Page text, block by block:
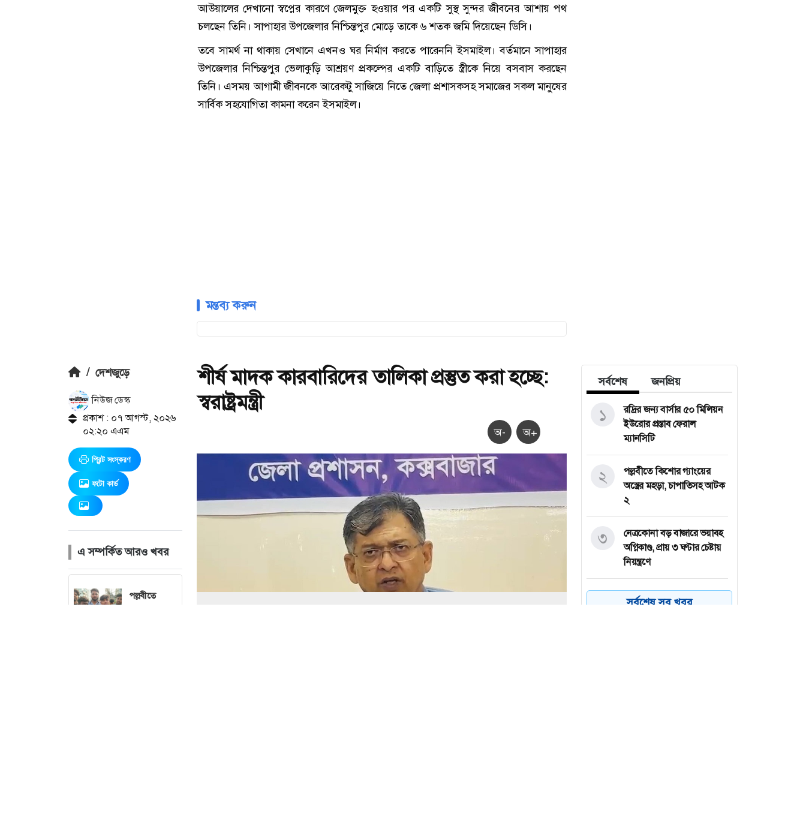
আউয়ালের দেখানো স্বপ্নের কারণে জেলমুক্ত হওয়ার পর একটি সুস্থ সুন্দর জীবনের আশায় পথ
চলছেন তিনি। সাপাহার উপজেলার নিশ্চিন্তপুর মোড়ে তাকে ৬ শতক জমি দিয়েছেন ডিসি।
তবে সামর্থ না থাকায় সেখানে এখনও ঘর নির্মাণ করতে পারেননি ইসমাইল। বর্তমানে সাপাহার
উপজেলার নিশ্চিন্তপুর ভেলাকুড়ি আশ্রয়ণ প্রকল্পের একটি বাড়িতে স্ত্রীকে নিয়ে বসবাস করছেন
তিনি। এসময় আগামী জীবনকে আরেকটু সাজিয়ে নিতে জেলা প্রশাসকসহ সমাজের সকল মানুষের
সার্বিক সহযোগিতা কামনা করেন ইসমাইল।
মন্তব্য করুন
/ দেশজুড়ে
নিউজ ডেস্ক
প্রকাশ : ০৭ আগস্ট, ২০২৬
০২:২০ এএম
প্রিন্ট সংস্করণ
ফটো কার্ড
এ সম্পর্কিত আরও খবর
পল্লবীতে
শীর্ষ মাদক কারবারিদের তালিকা প্রস্তুত করা হচ্ছে:
স্বরাষ্ট্রমন্ত্রী
অ- অ+
সর্বশেষ জনপ্রিয়
রদ্রির জন্য বার্সার ৫০ মিলিয়ন
ইউরোর প্রস্তাব ফেরাল
ম্যানসিটি
১
পল্লবীতে কিশোর গ্যাংয়ের
অস্ত্রের মহড়া, চাপাতিসহ আটক
২
২
নেত্রকোনা বড় বাজারে ভয়াবহ
অগ্নিকাণ্ড, প্রায় ৩ ঘণ্টার চেষ্টায়
নিয়ন্ত্রণে
৩
কয়েক ডজন
অভিবাসনপ্রত্যাশীকে উদ্ধার
সর্বশেষ সব খবর